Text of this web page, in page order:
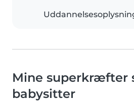
Mine superkræfter
babysitter